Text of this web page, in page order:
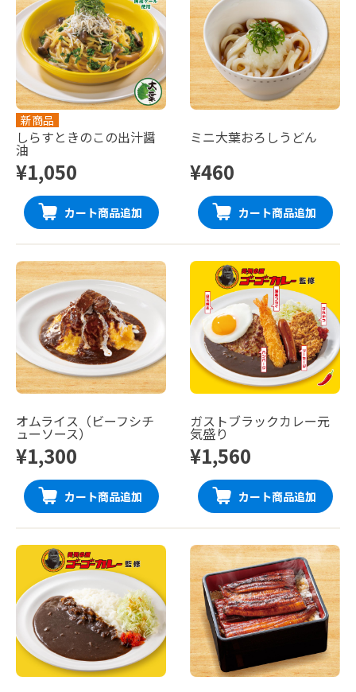
新商品
しらすときのこの出汁醤
油
¥1,050
カート商品追加
ミニ大葉おろしうどん
¥460
カート商品追加
オムライス（ビーフシチ
ューソース）
¥1,300
カート商品追加
ガストブラックカレー元
気盛り
¥1,560
カート商品追加